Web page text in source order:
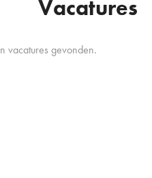
Vacatures
vacatures gevonden.